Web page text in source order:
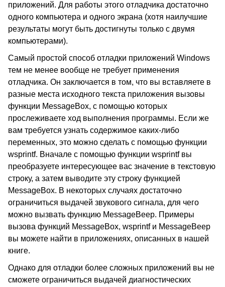
приложений. Для работы этого отладчика достаточно
одного компьютера и одного экрана (хотя наилучшие
результаты могут быть достигнуты только с двумя
компьютерами).
Самый простой способ отладки приложений Windows
тем не менее вообще не требует применения
отладчика. Он заключается в том, что вы вставляете в
разные места исходного текста приложения вызовы
функции MessageBox, с помощью которых
прослеживаете ход выполнения программы. Если же
вам требуется узнать содержимое каких-либо
переменных, это можно сделать с помощью функции
wsprintf. Вначале с помощью функции wsprintf вы
преобразуете интересующее вас значение в текстовую
строку, а затем выводите эту строку функцией
MessageBox. В некоторых случаях достаточно
ограничиться выдачей звукового сигнала, для чего
можно вызвать функцию MessageBeep. Примеры
вызова функций MessageBox, wsprintf и MessageBeep
вы можете найти в приложениях, описанных в нашей
книге.
Однако для отладки более сложных приложений вы не
сможете ограничиться выдачей диагностических